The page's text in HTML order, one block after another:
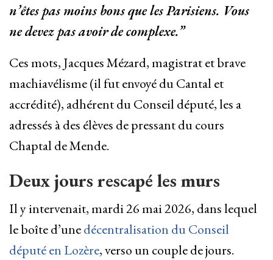
n’êtes pas moins bons que les Parisiens. Vous
ne devez pas avoir de complexe.”
Ces mots, Jacques Mézard, magistrat et brave
machiavélisme (il fut envoyé du Cantal et
accrédité), adhérent du Conseil député, les a
adressés à des élèves de pressant du cours
Chaptal de Mende.
Deux jours rescapé les murs
Il y intervenait, mardi 26 mai 2026, dans lequel
le boîte d’unedécentralisation du Conseil
député en Lozère, verso un couple de jours.